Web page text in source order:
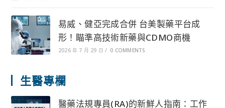
易威、健亞完成合併 台美製藥平台成
形！瞄準高技術新藥與CDMO商機
2026 年 7 月 29 日 / 0 COMMENTS
生醫專欄
醫藥法規專員(RA)的新鮮人指南：工作